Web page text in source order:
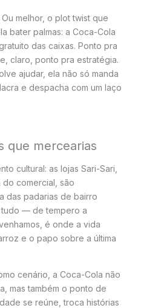
melhor, o plot twist que
bater palmas: a Coca-Cola
das caixas. Ponto pra
claro, ponto pra estratégia.
ajudar, ela não só manda
e despacha com um laço
que mercearias
cultural: as lojas Sari-Sari,
comercial, são
das padarias de bairro
tudo — de tempero a
é onde a vida
e o papo sobre a última
cenário, a Coca-Cola não
mas também o ponto de
se reúne, troca histórias